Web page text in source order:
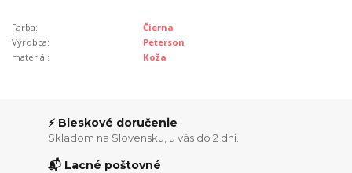
Farba:
Čierna
Výrobca:
Peterson
materiál:
Koža
⚡ Bleskové doručenie
Skladom na Slovensku, u vás do 2 dní.
📬 Lacné poštovné